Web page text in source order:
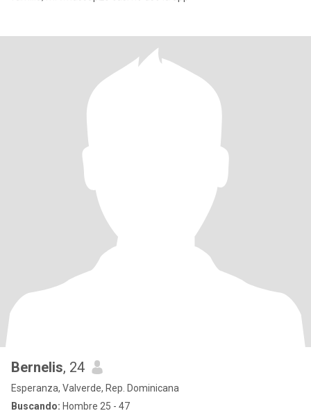
Bernelis, 24
Esperanza, Valverde, Rep. Dominicana
Buscando: Hombre 25 - 47